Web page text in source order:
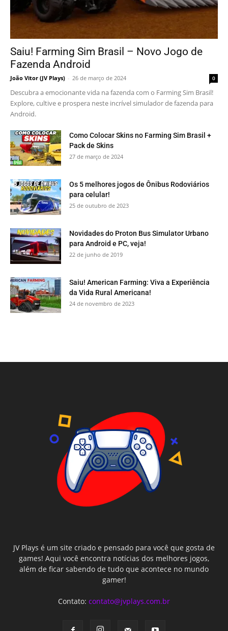
Saiu! Farming Sim Brasil – Novo Jogo de
Fazenda Android
João Vitor (JV Plays) - 26 de março de 2024 0
Descubra a emocionante vida na fazenda com o Farming Sim Brasil!
Explore, cultive e prospera neste incrível simulador de fazenda para
Android.
Como Colocar Skins no Farming Sim Brasil +
Pack de Skins
27 de março de 2024
Os 5 melhores jogos de Ônibus Rodoviários
para celular!
25 de outubro de 2023
Novidades do Proton Bus Simulator Urbano
para Android e PC, veja!
22 de junho de 2019
Saiu! American Farming: Viva a Experiência
da Vida Rural Americana!
24 de novembro de 2023
JV Plays é um site criado e pensado para você que gosta de
games! Aqui você encontra notícias dos melhores jogos,
além de ficar sabendo de tudo que acontece no mundo
gamer!
Contato: contato@jvplays.com.br